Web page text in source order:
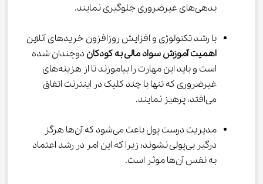
بدهی‌های غیرضروری جلوگیری نمایند.
با رشد تکنولوژی و افزایش روزافزون خریدهای آنلاین
اهمیت آموزش سواد مالی به کودکان دوچندان شده
است و باید این مهارت را بیاموزند تا از هزینه‌های
غیرضروری که تنها با چند کلیک در اینترنت اتفاق
می‌افتد، پرهیز نمایند.
مدیریت درست پول باعث می‌شود که آن‌ها هرگز
درگیر بی‌پولی نشوند؛ زیرا که این امر در رشد اعتماد
به نفس آن‌ها موثر است.